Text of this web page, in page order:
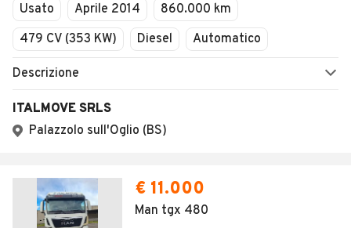
Usato Aprile 2014
860.000 km
479 CV (353 KW)
Diesel Automatico
Descrizione
ITALMOVE SRLS
Palazzolo sull'Oglio (BS)
€ 11.000
Man tgx 480